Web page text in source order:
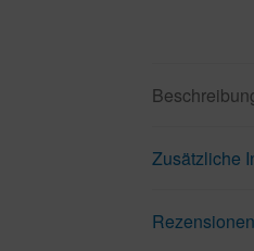
Zusätzliche